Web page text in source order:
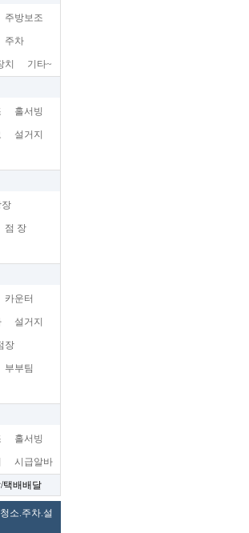
주방보조
주차
치 기타~
홀서빙
설거지
장
점 장
카운터
설거지
장
부부팀
홀서빙
시급알바
택배배달
소.주차.설